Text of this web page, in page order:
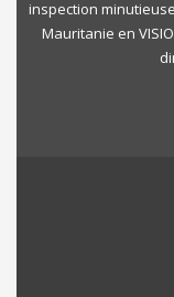
inspection
Mauritanie en